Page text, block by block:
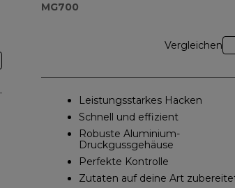
MG700
Vergleichen
Leistungsstarkes Hacken
Schnell und effizient
Robuste Aluminium-
Druckgussgehäuse
Perfekte Kontrolle
Zutaten auf deine Art